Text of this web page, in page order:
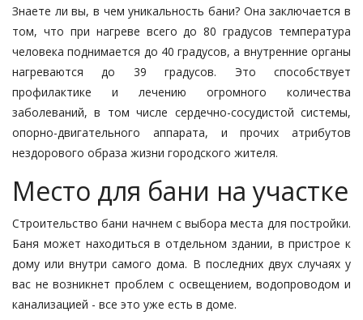
Контакты
Город: Колумбус
Знаете ли вы, в чем уникальность бани? Она заключается в
том, что при нагреве всего до 80 градусов температура
человека поднимается до 40 градусов, а внутренние органы
нагреваются до 39 градусов. Это способствует
профилактике и лечению огромного количества
заболеваний, в том числе сердечно-сосудистой системы,
опорно-двигательного аппарата, и прочих атрибутов
нездорового образа жизни городского жителя.
Место для бани на участке
Строительство бани начнем с выбора места для постройки.
Баня может находиться в отдельном здании, в пристрое к
дому или внутри самого дома. В последних двух случаях у
вас не возникнет проблем с освещением, водопроводом и
канализацией - все это уже есть в доме.